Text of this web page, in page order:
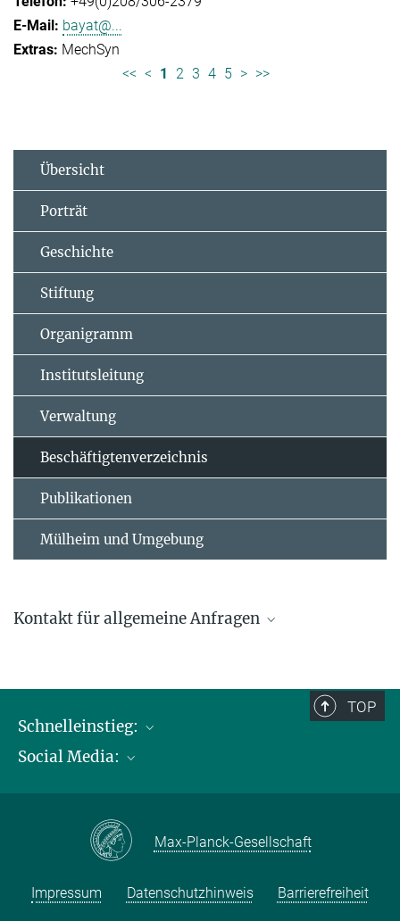
bayat@...
MechSyn
<< < 1 2 3 4 5 > >>
Übersicht
Porträt
Geschichte
Stiftung
Organigramm
Institutsleitung
Verwaltung
Beschäftigtenverzeichnis
Publikationen
Mülheim und Umgebung
Kontakt für allgemeine Anfragen
TOP
Schnelleinstieg:
Publikationen
Kontakt und Anfahrtsbeschreibung
Social Media:
Max-Planck-Gesellschaft
Impressum Datenschutzhinweis Barrierefreiheit